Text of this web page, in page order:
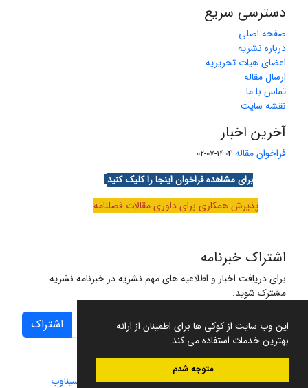
این وب سایت از کوکی ها برای اطمینان از ارائه
بهترین خدمات استفاده می کند.
متوجه شدم
دسترسی سریع
صفحه اصلی
درباره نشریه
اعضای هیات تحریریه
ارسال مقاله
تماس با ما
نقشه سایت
آخرین اخبار
فراخوان مقاله 1404-07-02
برای مشاهده فراخوان اینجا را کلیک کنید
پذیرش همکاری برای داوری مقالات فصلنامه
اشتراک خبرنامه
برای دریافت اخبار و اطلاعیه های مهم نشریه در خبرنامه نشریه
مشترک شوید.
اشتراک
سامانه مدیریت نشریات علمی.طراحی و پیاده سازی از سیناوب